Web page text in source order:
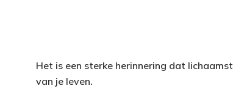
Het is een sterke herinnering dat
van je leven.